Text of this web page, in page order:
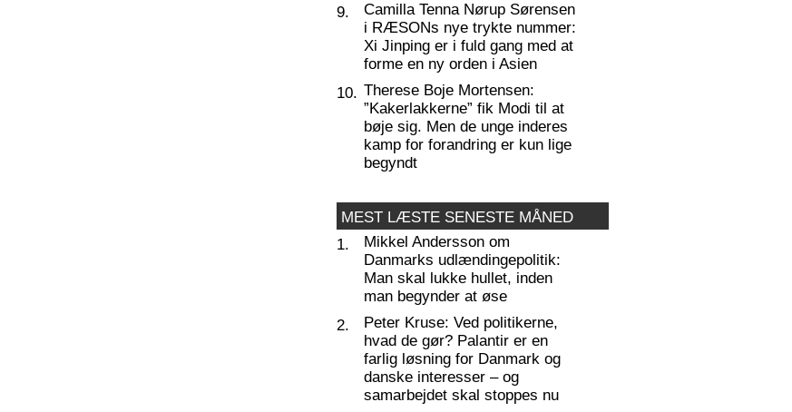
9.
Camilla Tenna Nørup Sørensen
i RÆSONs nye trykte nummer:
Xi Jinping er i fuld gang med at
forme en ny orden i Asien
10. Therese Boje Mortensen:
”Kakerlakkerne” fik Modi til at
bøje sig. Men de unge inderes
kamp for forandring er kun lige
begyndt
MEST LÆSTE SENESTE MÅNED
1.
Mikkel Andersson om
Danmarks udlændingepolitik:
Man skal lukke hullet, inden
man begynder at øse
2.
Peter Kruse: Ved politikerne,
hvad de gør? Palantir er en
farlig løsning for Danmark og
danske interesser – og
samarbejdet skal stoppes nu